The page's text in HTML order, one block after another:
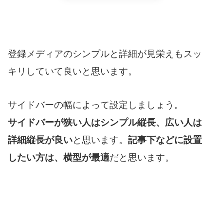
登録メディアのシンプルと詳細が見栄えもスッ
キリしていて良いと思います。
サイドバーの幅によって設定しましょう。
サイドバーが狭い人はシンプル縦長、広い人は
詳細縦長が良いと思います。 記事下などに設置
したい方は、横型が最適だと思います。